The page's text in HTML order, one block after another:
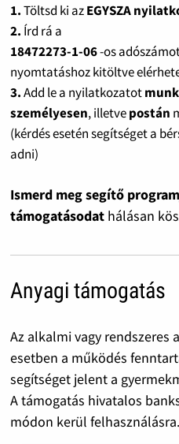
1.Töltsd ki azEGYSZA
2. Írd rá a
18472273-1-06-os
nyomtatáshoz kitöltve
3.Add le a nyilatkozatot
személyesen, illetvepostán
(kérdés esetén segítséget a
adni)
Ismerd meg segítő
támogatásodat hálásan
Anyagi támogatás
Az alkalmi vagy rendszeres
esetben a működés
segítséget jelent a
A támogatás hivatalos
módon kerül felhasználásra.